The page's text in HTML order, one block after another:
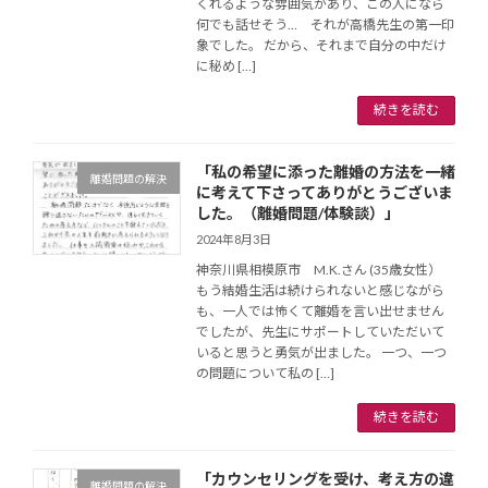
くれるような雰囲気があり、この人になら
何でも話せそう… それが高橋先生の第一印
象でした。 だから、それまで自分の中だけ
に秘め […]
続きを読む
離婚問題の解決
「私の希望に添った離婚の方法を一緒
に考えて下さってありがとうございま
した。（離婚問題/体験談）」
2024年8月3日
神奈川県相模原市 M.K.さん (35歳女性）
もう結婚生活は続けられないと感じながら
も、一人では怖くて離婚を言い出せません
でしたが、先生にサポートしていただいて
いると思うと勇気が出ました。 一つ、一つ
の問題について私の […]
続きを読む
「カウンセリングを受け、考え方の違